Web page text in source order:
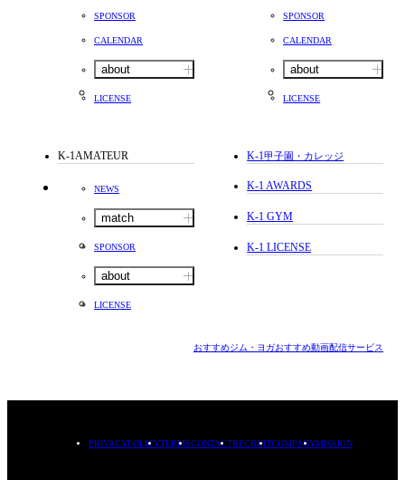
SPONSOR
CALENDAR
about
LICENSE
SPONSOR
CALENDAR
about
LICENSE
K-1AMATEUR
NEWS
match
SPONSOR
about
LICENSE
K-1甲子園・カレッジ
K-1 AWARDS
K-1 GYM
K-1 LICENSE
おすすめジム・ヨガおすすめ動画配信サービス
PRIVACYPOLICYTERMSCONTACTRECRUITCOMPANYMISSION